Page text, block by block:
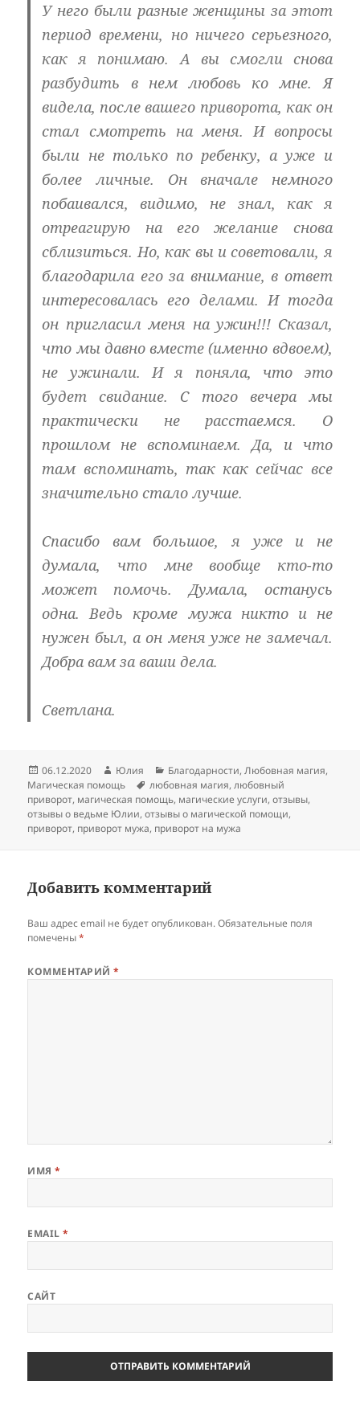
У него были разные женщины за этот
период времени, но ничего серьезного,
как я понимаю. А вы смогли снова
разбудить в нем любовь ко мне. Я
видела, после вашего приворота, как он
стал смотреть на меня. И вопросы
были не только по ребенку, а уже и
более личные. Он вначале немного
побаивался, видимо, не знал, как я
отреагирую на его желание снова
сблизиться. Но, как вы и советовали, я
благодарила его за внимание, в ответ
интересовалась его делами. И тогда
он пригласил меня на ужин!!! Сказал,
что мы давно вместе (именно вдвоем),
не ужинали. И я поняла, что это
будет свидание. С того вечера мы
практически не расстаемся. О
прошлом не вспоминаем. Да, и что
там вспоминать, так как сейчас все
значительно стало лучше.
Спасибо вам большое, я уже и не
думала, что мне вообще кто-то
может помочь. Думала, останусь
одна. Ведь кроме мужа никто и не
нужен был, а он меня уже не замечал.
Добра вам за ваши дела.
Светлана.
Опубликовано
06.12.2020 Автор
Юлия Рубрики
Благодарности,Любовная магия,
Магическая помощь
Метки
любовная магия,любовный
приворот, магическая помощь, магические услуги,отзывы,
отзывы о ведьме Юлии,отзывы о магической помощи,
приворот, приворот мужа, приворот на мужа
Добавить комментарий
Ваш адрес email не будет опубликован. Обязательные поля
помечены*
КОММЕНТАРИЙ*
ИМЯ*
EMAIL*
САЙТ